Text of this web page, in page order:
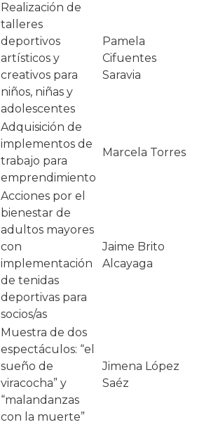
Realización de
talleres
deportivos
artísticos y
creativos para
niños, niñas y
adolescentes
Pamela
Cifuentes
Saravia
Adquisición de
implementos de
trabajo para
emprendimiento
Marcela Torres
Acciones por el
bienestar de
adultos mayores
con
implementación
de tenidas
deportivas para
socios/as
Jaime Brito
Alcayaga
Muestra de dos
espectáculos: “el
sueño de
viracocha” y
“malandanzas
con la muerte”
Jimena López
Saéz